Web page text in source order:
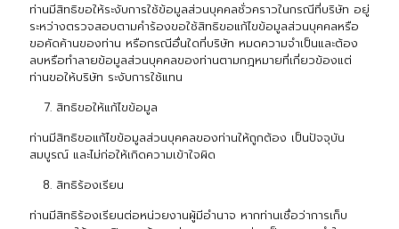
ท่านมีสิทธิขอให้ระงับการใช้ข้อมูลส่วนบุคคลชั่วคราวในกรณีที่บริษัท อยู่
ระหว่างตรวจสอบตามคำร้องขอใช้สิทธิขอแก้ไขข้อมูลส่วนบุคคลหรือ
ขอคัดค้านของท่าน หรือกรณีอื่นใดที่บริษัท หมดความจำเป็นและต้อง
ลบหรือทำลายข้อมูลส่วนบุคคลของท่านตามกฎหมายที่เกี่ยวข้องแต่
ท่านขอให้บริษัท ระงับการใช้แทน
สิทธิขอให้แก้ไขข้อมูล
ท่านมีสิทธิขอแก้ไขข้อมูลส่วนบุคคลของท่านให้ถูกต้อง เป็นปัจจุบัน
สมบูรณ์ และไม่ก่อให้เกิดความเข้าใจผิด
สิทธิร้องเรียน
ท่านมีสิทธิร้องเรียนต่อหน่วยงานผู้มีอำนาจ หากท่านเชื่อว่าการเก็บ